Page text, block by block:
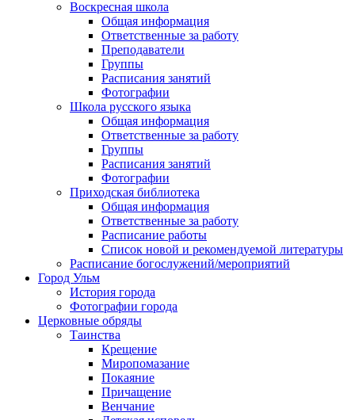
Воскресная школа
Общая информация
Ответственные за работу
Преподаватели
Группы
Расписания занятий
Фотографии
Школа русского языка
Общая информация
Ответственные за работу
Группы
Расписания занятий
Фотографии
Приходская библиотека
Общая информация
Ответственные за работу
Расписание работы
Список новой и рекомендуемой литературы
Расписание богослужений/мероприятий
Город Ульм
История города
Фотографии города
Церковные обряды
Таинства
Крещение
Миропомазание
Покаяние
Причащение
Венчание